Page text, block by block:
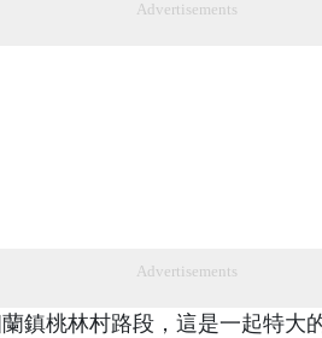
Advertisements
Advertisements
鎮桃林村路段，這是一起特大